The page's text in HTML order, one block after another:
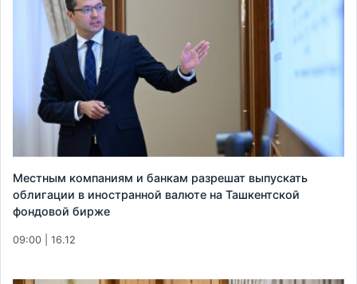
Местным компаниям и банкам разрешат выпускать
облигации в иностранной валюте на Ташкентской
фондовой бирже
09:00 | 16.12